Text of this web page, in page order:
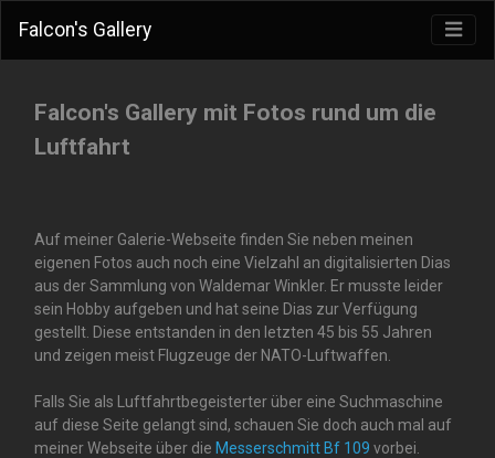
Falcon's Gallery
Falcon's Gallery mit Fotos rund um die
Luftfahrt
Auf meiner Galerie-Webseite finden Sie neben meinen
eigenen Fotos auch noch eine Vielzahl an digitalisierten Dias
aus der Sammlung von Waldemar Winkler. Er musste leider
sein Hobby aufgeben und hat seine Dias zur Verfügung
gestellt. Diese entstanden in den letzten 45 bis 55 Jahren
und zeigen meist Flugzeuge der NATO-Luftwaffen.
Falls Sie als Luftfahrtbegeisterter über eine Suchmaschine
auf diese Seite gelangt sind, schauen Sie doch auch mal auf
meiner Webseite über die Messerschmitt Bf 109 vorbei.